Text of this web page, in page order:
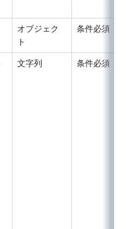
オブジェク
ト
条件必須
文字列 条件必須